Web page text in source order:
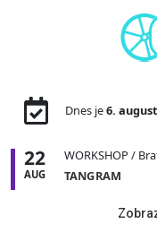
Dnes je6.
22
AUG
WORKSHOP /
TANGRAM